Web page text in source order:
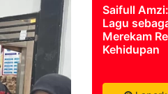
Saifull
Lagu
Merekam
Kehidupan